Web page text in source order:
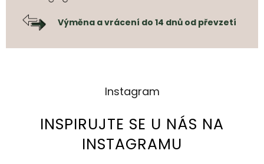
Výměna a vrácení do 14 dnů od převzetí
Instagram
INSPIRUJTE SE U NÁS NA
INSTAGRAMU